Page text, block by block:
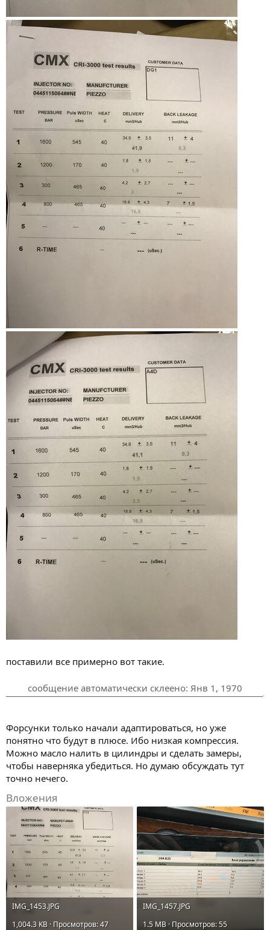
поставили все примерно вот такие.
сообщение автоматически склеено: Янв 1, 1970
Форсунки только начали адаптироваться, но уже
понятно что будут в плюсе. Ибо низкая компрессия.
Можно масло налить в цилиндры и сделать замеры,
чтобы наверняка убедиться. Но думаю обсуждать тут
точно нечего.
Вложения
IMG_1453.JPG
1,004.3 KB · Просмотров: 47
IMG_1457.JPG
1.5 MB · Просмотров: 55